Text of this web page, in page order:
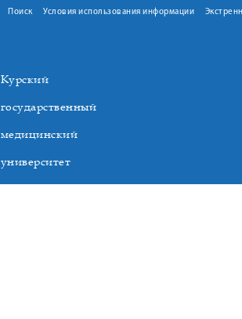
Поиск Условия использования информации
Курский
государственный
медицинский
университет